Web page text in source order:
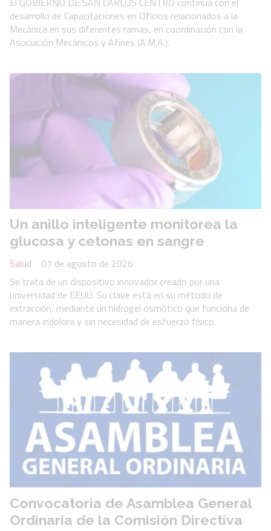
desarrollo de Capacitaciones en Oficios relacionados a la
Mecánica en sus diferentes ramas, en coordinación con la
Asociación Mecánicos y Afines (A.M.A.).
Un anillo inteligente monitorea la
glucosa y cetonas en sangre
Salud
07 de agosto de 2026
Se trata de un dispositivo innovador creado por una
universidad de EEUU. Su clave está en su método de
extracción, mediante un hidrogel osmótico que funciona de
manera indolora y sin necesidad de esfuerzo físico.
Convocatoria de Asamblea General
Ordinaria de la Comisión Directiva